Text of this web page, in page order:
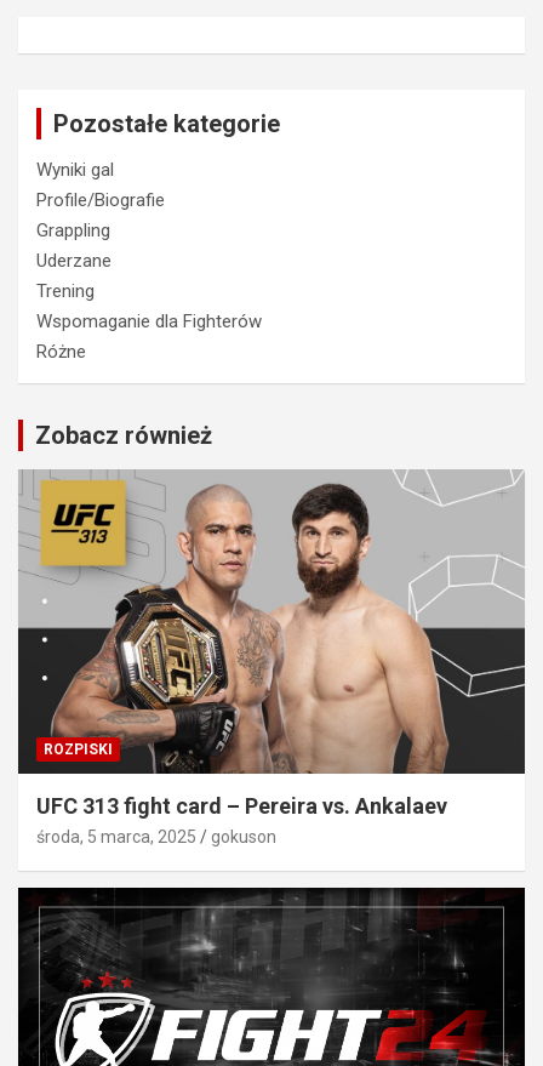
Pozostałe kategorie
Wyniki gal
Profile/Biografie
Grappling
Uderzane
Trening
Wspomaganie dla Fighterów
Różne
Zobacz również
ROZPISKI
UFC 313 fight card – Pereira vs. Ankalaev
środa, 5 marca, 2025 gokuson